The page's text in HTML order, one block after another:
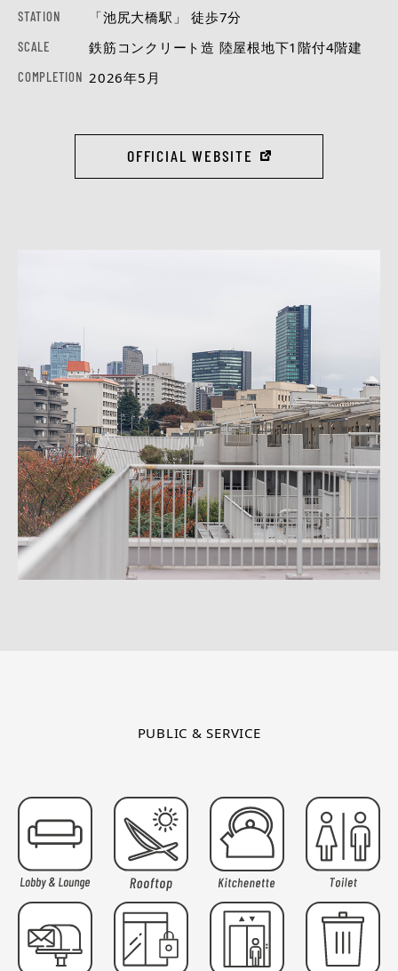
STATION 「池尻大橋駅」 徒歩7分
SCALE 鉄筋コンクリート造 陸屋根地下1階付4階建
COMPLETION 2026年5月
OFFICIAL WEBSITE
PUBLIC & SERVICE